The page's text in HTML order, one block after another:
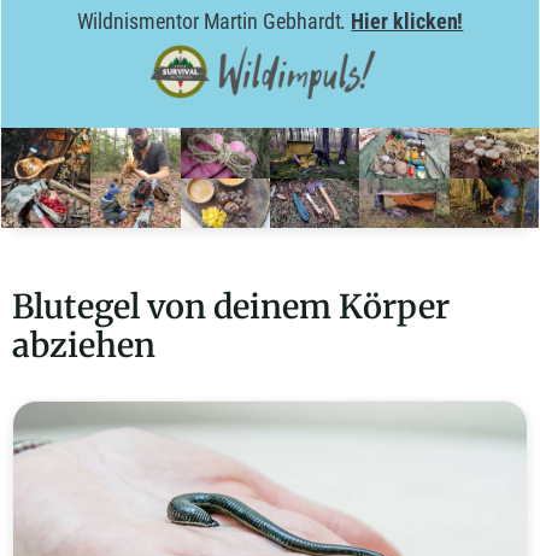
Wildnismentor Martin Gebhardt. Hier klicken!
Blutegel von deinem Körper
abziehen